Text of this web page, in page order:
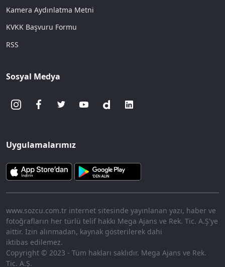
Kamera Aydınlatma Metni
KVKK Başvuru Formu
RSS
Sosyal Medya
Uygulamalarımız
www.sozcu.com.tr internet sitesinde yayınlanan yazı, haber ve
fotoğrafların her türlü telif hakkı Mega Ajans ve Rek. Tic. A.Ş'ye
aittir. İzin alınmadan, kaynak gösterilerek dahi
iktibas edilemez.
Copyright © 2023 - Tüm hakları saklıdır. Mega Ajans ve Rek.
Tic. A.Ş.